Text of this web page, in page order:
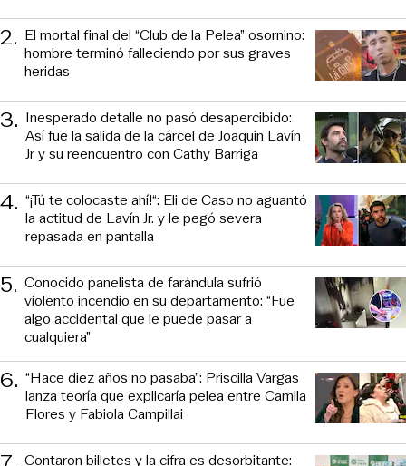
2. El mortal final del “Club de la Pelea” osornino:
hombre terminó falleciendo por sus graves
heridas
3. Inesperado detalle no pasó desapercibido:
Así fue la salida de la cárcel de Joaquín Lavín
Jr y su reencuentro con Cathy Barriga
4. “¡Tú te colocaste ahí!“: Eli de Caso no aguantó
la actitud de Lavín Jr. y le pegó severa
repasada en pantalla
5. Conocido panelista de farándula sufrió
violento incendio en su departamento: “Fue
algo accidental que le puede pasar a
cualquiera”
6. “Hace diez años no pasaba”: Priscilla Vargas
lanza teoría que explicaría pelea entre Camila
Flores y Fabiola Campillai
Contaron billetes y la cifra es desorbitante: